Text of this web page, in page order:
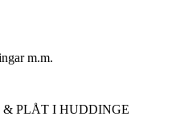
m.m.
PLÅT I HUDDINGE